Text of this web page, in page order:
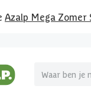
Azalp Mega Zomer